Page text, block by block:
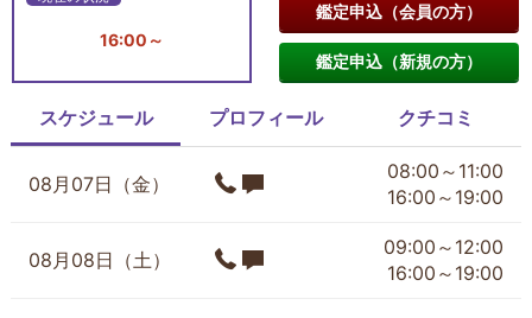
16:00～
鑑定申込（会員の方）
鑑定申込（新規の方）
スケジュール プロフィール クチコミ
08月07日（金）
08:00～11:00
16:00～19:00
08月08日（土）
09:00～12:00
16:00～19:00